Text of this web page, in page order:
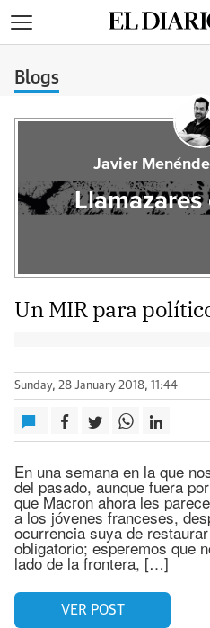
Blogs
Javier
Un MIR para
Sunday, 28 January 2018, 11:44
En una semana en la que
del pasado, aunque fuera
que Macron ahora les
a los jóvenes franceses,
ocurrencia suya de
obligatorio; esperemos que
lado de la frontera, […]
VER POST